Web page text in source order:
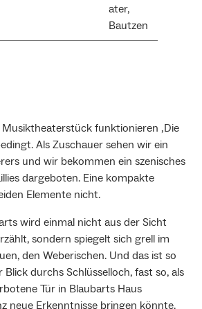
ater,
Bautzen
Musiktheaterstück funktionieren ‚Die
Als Zuschauer sehen wir ein
und wir bekommen ein szenisches
dargeboten. Eine kompakte
Elemente nicht.
wird einmal nicht aus der Sicht
sondern spiegelt sich grell im
den Weberischen. Und das ist so
Blick durchs Schlüsselloch, fast so, als
Tür in Blaubarts Haus
neue Erkenntnisse bringen könnte.